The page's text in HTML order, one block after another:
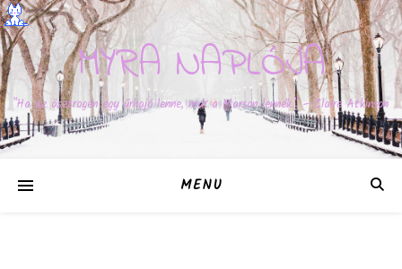
MYRA NAPLÓJA
"Ha az ösztrogén egy űrhajó lenne, már a Marson lennék." – Claire Atkinson
MENU